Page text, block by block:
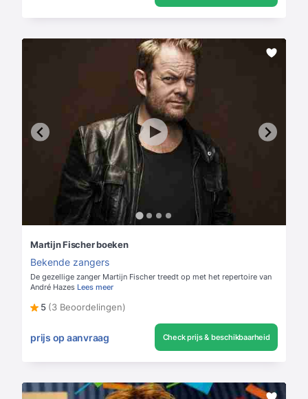
Martijn Fischer boeken
Bekende zangers
De gezellige zanger Martijn Fischer treedt op met het repertoire van
André Hazes Lees meer
5 (3 Beoordelingen)
prijs op aanvraag Check prijs & beschikbaarheid